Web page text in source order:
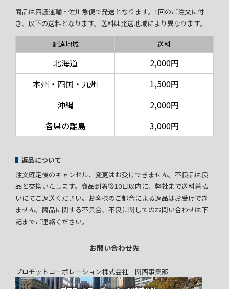
商品は西濃運輸・佐川急便で発送となります。1回のご注文に付
き、以下の送料となります。送料は発送地域により異なります。
配達地域 送料
北海道
2,000円
本州・四国・九州
1,500円
沖縄
2,000円
各県の離島
3,000円
返品について
注文確定後のキャンセル、変更はお受けできません。不良品は良
品と交換いたします。商品到着後10日以内に、弊社まで送料着払
いにてご返送ください。お客様のご都合による返品はお受けでき
ません。商品に関する不具合、不良に関してのお問い合わせは下
記までご連絡ください。
お問い合わせ先
プロモットコーポレーション株式会社 関西事業部